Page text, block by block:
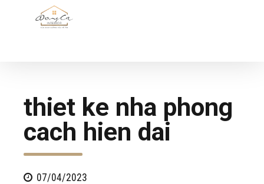
thiet ke nha phong
cach hien dai
07/04/2023